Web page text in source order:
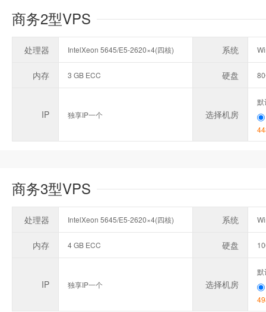
商务2型VPS
处理器 IntelXeon 5645/E5-2620×4(四核) 系统
内存 3 GB ECC 硬盘
IP 独享IP一个 选择机房
默
商务3型VPS
处理器 IntelXeon 5645/E5-2620×4(四核) 系统
内存 4 GB ECC 硬盘
IP 独享IP一个 选择机房
默